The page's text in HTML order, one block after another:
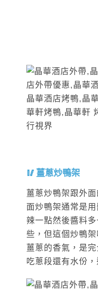
薑蔥炒鴨架
薑蔥炒鴨架跟外
面炒鴨架通常是
辣一點然後醬料
些，但這個炒鴨
薑蔥的香氣，是
吃蔥段還有水份